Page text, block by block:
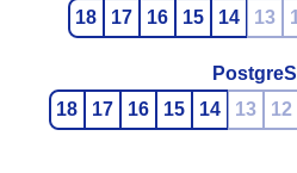
18
17 16 15 14 13
18
17 16 15 14 13 12